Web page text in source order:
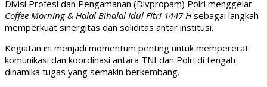
Divisi Profesi dan Pengamanan (Divpropam) Polri menggelar
Coffee Morning & Halal Bihalal Idul Fitri 1447 Hsebagai langkah
memperkuat sinergitas dan soliditas antar institusi.
Kegiatan ini menjadi momentum penting untuk mempererat
komunikasi dan koordinasi antara TNI dan Polri di tengah
dinamika tugas yang semakin berkembang.